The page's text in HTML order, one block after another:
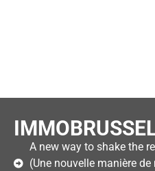
A new way to shake the
(Une nouvelle manière